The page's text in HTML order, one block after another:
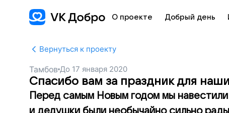
О проекте Добрый день
Вернуться к проекту
Тамбов До 17 января 2020
Спасибо вам за праздник для
Перед самым Новым годом мы